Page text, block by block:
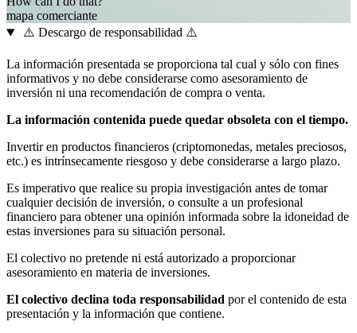
mapa comerciante
⚠️ Descargo de responsabilidad ⚠️
La información presentada se proporciona tal cual y sólo con fines
informativos y no debe considerarse como asesoramiento de
inversión ni una recomendación de compra o venta.
La información contenida puede quedar obsoleta con el tiempo.
Invertir en productos financieros (criptomonedas, metales preciosos,
etc.) es intrínsecamente riesgoso y debe considerarse a largo plazo.
Es imperativo que realice su propia investigación antes de tomar
cualquier decisión de inversión, o consulte a un profesional
financiero para obtener una opinión informada sobre la idoneidad de
estas inversiones para su situación personal.
El colectivo no pretende ni está autorizado a proporcionar
asesoramiento en materia de inversiones.
El colectivo declina toda responsabilidad por el contenido de esta
presentación y la información que contiene.